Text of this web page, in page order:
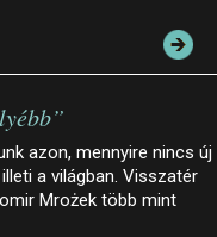
azon, mennyire nincs új
a világban. Visszatér
Mrożek több mint